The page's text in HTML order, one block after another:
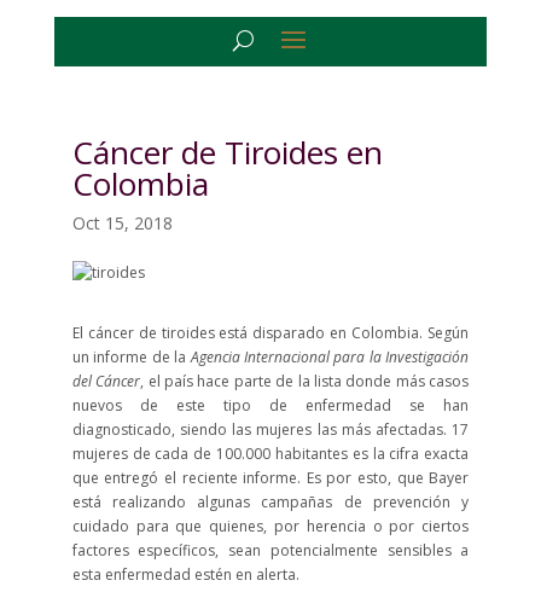
Cáncer de Tiroides en
Colombia
Oct 15, 2018
El cáncer de tiroides está disparado en Colombia. Según
un informe de laAgencia Internacional para la Investigación
del Cáncer, el país hace parte de la lista donde más casos
nuevos de este tipo de enfermedad se han
diagnosticado, siendo las mujeres las más afectadas. 17
mujeres de cada de 100.000 habitantes es la cifra exacta
que entregó el reciente informe. Es por esto, que Bayer
está realizando algunas campañas de prevención y
cuidado para que quienes, por herencia o por ciertos
factores específicos, sean potencialmente sensibles a
esta enfermedad estén en alerta.